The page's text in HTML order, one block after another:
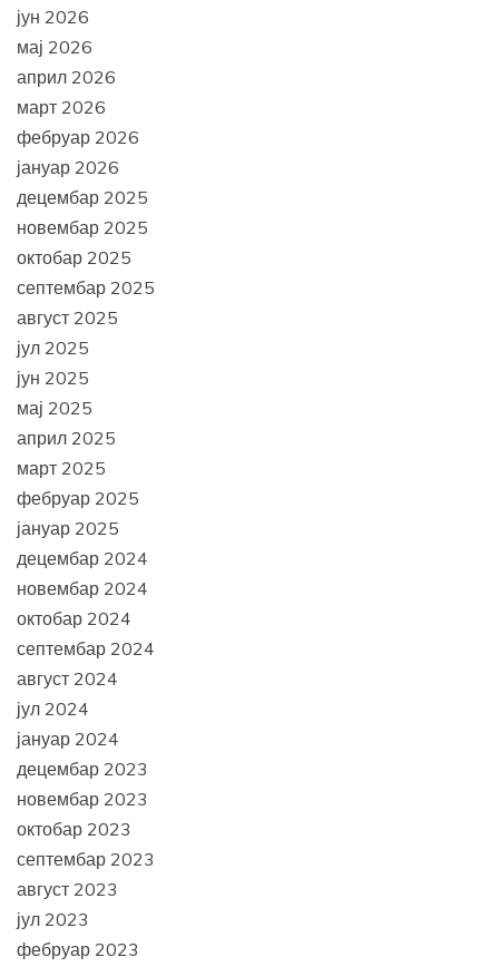
јун 2026
мај 2026
април 2026
март 2026
фебруар 2026
јануар 2026
децембар 2025
новембар 2025
октобар 2025
септембар 2025
август 2025
јул 2025
јун 2025
мај 2025
април 2025
март 2025
фебруар 2025
јануар 2025
децембар 2024
новембар 2024
октобар 2024
септембар 2024
август 2024
јул 2024
јануар 2024
децембар 2023
новембар 2023
октобар 2023
септембар 2023
август 2023
јул 2023
фебруар 2023